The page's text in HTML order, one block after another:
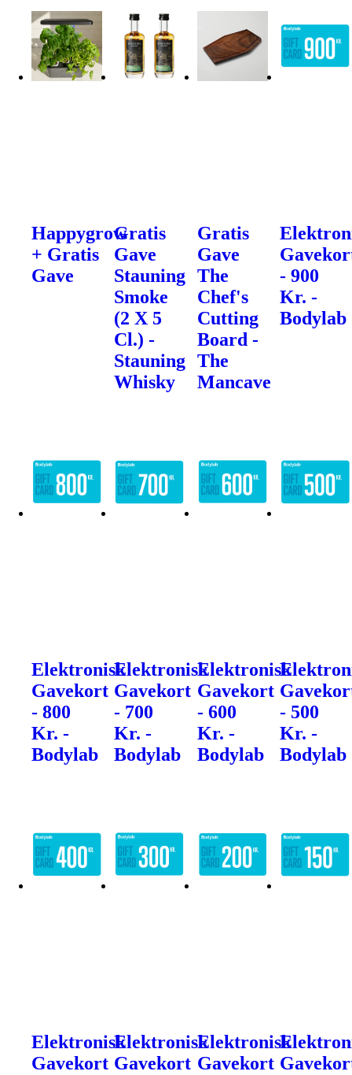
Happygrow
+ Gratis
Gave
Gratis
Gave
Stauning
Smoke
(2 X 5
Cl.) -
Stauning
Whisky
Gratis
Gave
The
Chef's
Cutting
Board -
The
Mancave
- 900
Kr. -
Bodylab
Elektronisk
Gavekort
- 800
Kr. -
Bodylab
Elektronisk
Gavekort
- 700
Kr. -
Bodylab
Elektronisk
Gavekort
- 600
Kr. -
Bodylab
- 500
Kr. -
Bodylab
Elektronisk
Gavekort
Elektronisk
Gavekort
Elektronisk
Gavekort